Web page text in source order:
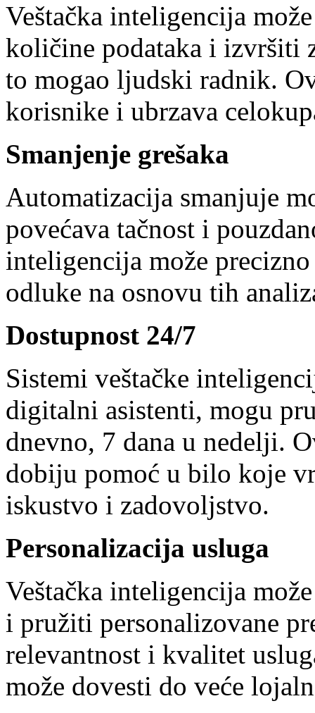
Veštačka inteligencija
količine podataka i izvršiti
to mogao ljudski radnik.
korisnike i ubrzava
Smanjenje grešaka
Automatizacija smanjuje
povećava tačnost i
inteligencija može
odluke na osnovu tih
Dostupnost 24/7
Sistemi veštačke
digitalni asistenti, mogu
dnevno, 7 dana u nedelji.
dobiju pomoć u bilo koje
iskustvo i zadovoljstvo.
Personalizacija usluga
Veštačka inteligencija
i pružiti personalizovane
relevantnost i kvalitet
može dovesti do veće